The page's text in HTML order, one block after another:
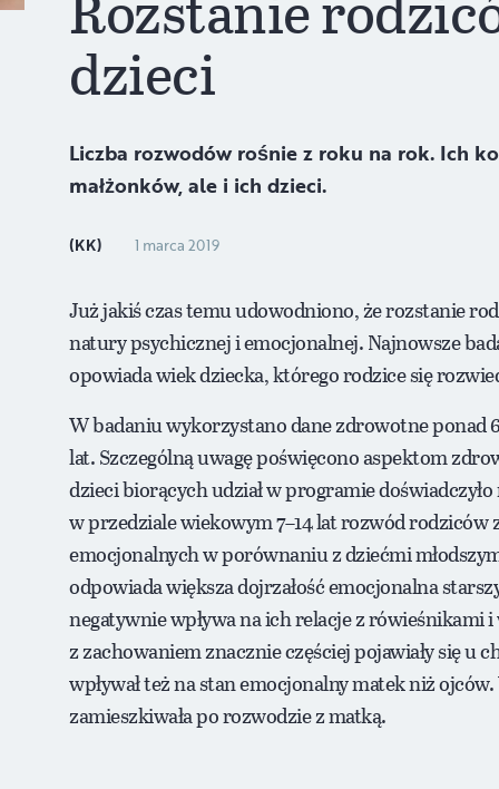
dzieci
Liczba rozwodów rośnie z roku na rok. Ich
małżonków, ale i ich dzieci.
(KK) 1 marca 2019
Już jakiś czas temu udowodniono, że rozstanie
natury psychicznej i emocjonalnej. Najnowsze
opowiada wiek dziecka, którego rodzice się
W badaniu wykorzystano dane zdrowotne ponad
lat. Szczególną uwagę poświęcono aspektom
dzieci biorących udział w programie
w przedziale wiekowym 7–14 lat rozwód rodziców
emocjonalnych w porównaniu z dziećmi
odpowiada większa dojrzałość emocjonalna
negatywnie wpływa na ich relacje z
z zachowaniem znacznie częściej pojawiały się u
wpływał też na stan emocjonalny matek niż
zamieszkiwała po rozwodzie z matką.